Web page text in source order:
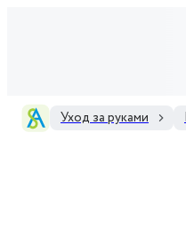
Уход за руками